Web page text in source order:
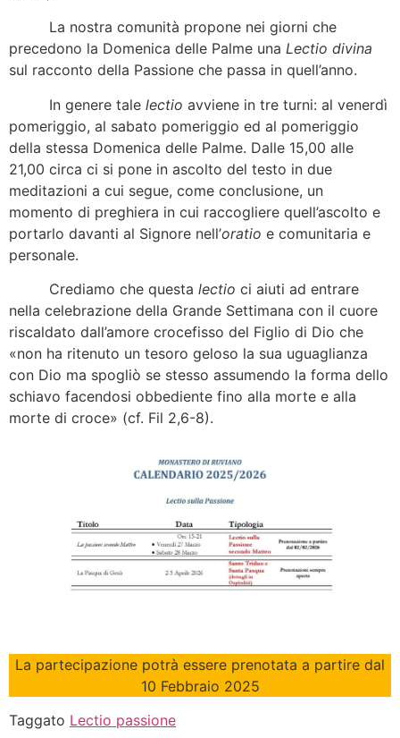
La nostra comunità propone nei giorni che
precedono la Domenica delle Palme una Lectio divina
sul racconto della Passione che passa in quell’anno.
In genere tale lectio avviene in tre turni: al venerdì
pomeriggio, al sabato pomeriggio ed al pomeriggio
della stessa Domenica delle Palme. Dalle 15,00 alle
21,00 circa ci si pone in ascolto del testo in due
meditazioni a cui segue, come conclusione, un
momento di preghiera in cui raccogliere quell’ascolto e
portarlo davanti al Signore nell’oratio e comunitaria e
personale.
Crediamo che questa lectio ci aiuti ad entrare
nella celebrazione della Grande Settimana con il cuore
riscaldato dall’amore crocefisso del Figlio di Dio che
«non ha ritenuto un tesoro geloso la sua uguaglianza
con Dio ma spogliò se stesso assumendo la forma dello
schiavo facendosi obbediente fino alla morte e alla
morte di croce» (cf. Fil 2,6-8).
La partecipazione potrà essere prenotata a partire dal
10 Febbraio 2025
Taggato Lectio passione